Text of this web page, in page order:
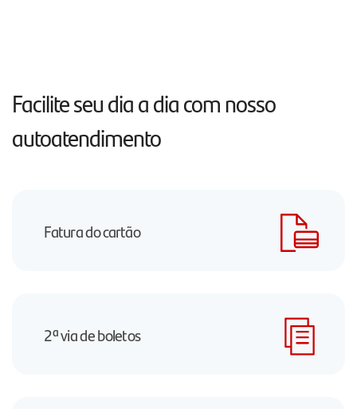
Facilite seu dia a dia com nosso
autoatendimento
Fatura do cartão
2ª via de boletos